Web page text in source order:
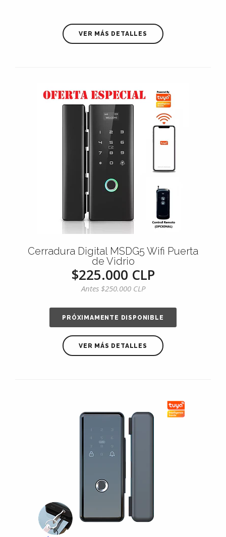
VER MÁS DETALLES
Cerradura Digital MSDG5 Wifi Puerta
de Vidrio
$225.000 CLP
Antes $250.000 CLP
PRÓXIMAMENTE DISPONIBLE
VER MÁS DETALLES